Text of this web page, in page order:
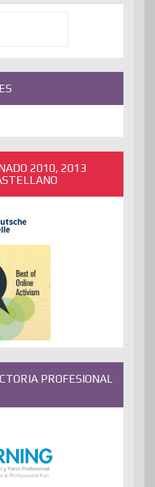
2010, 2013
PROFESIONAL